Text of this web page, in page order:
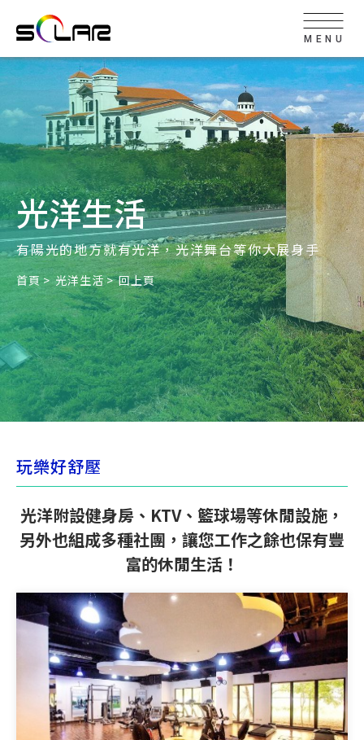
光洋生活
有陽光的地方就有光洋，光洋舞台等你大展身手
首頁 光洋生活 回上頁
玩樂好舒壓
光洋附設健身房、KTV、籃球場等休閒設施，
另外也組成多種社團，讓您工作之餘也保有豐
富的休閒生活！
MENU